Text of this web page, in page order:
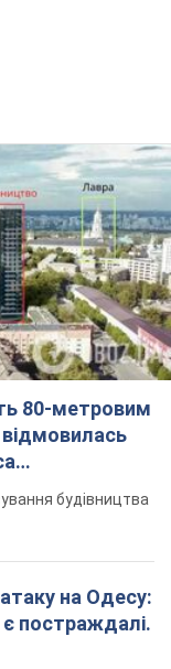
80-метровим
будівництва
на Одесу:
є постраждалі.
світу!"
знову цілила
десятки ракет,